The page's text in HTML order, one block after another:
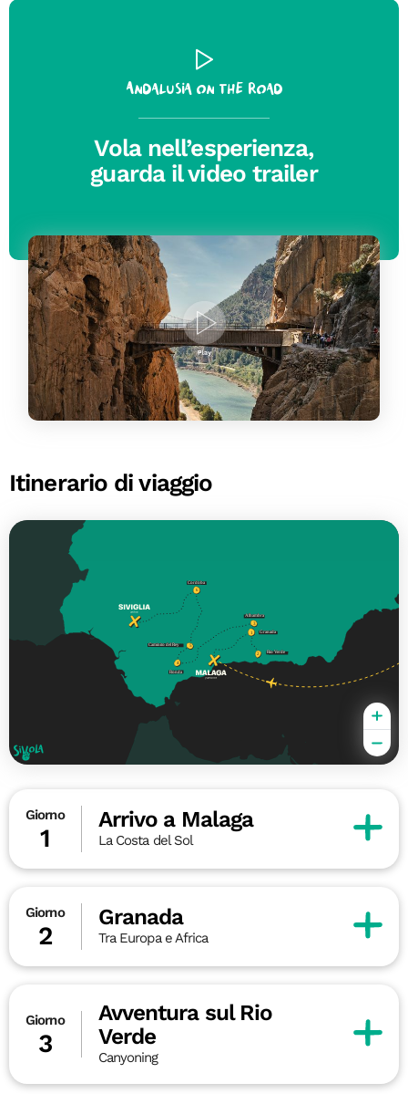
Andalusia on the road
Vola nell’esperienza,
guarda il video trailer
Itinerario di viaggio
Giorno
1
Arrivo a Malaga
La Costa del Sol
Giorno
2
Granada
Tra Europa e Africa
Giorno
3
Avventura sul Rio
Verde
Canyoning